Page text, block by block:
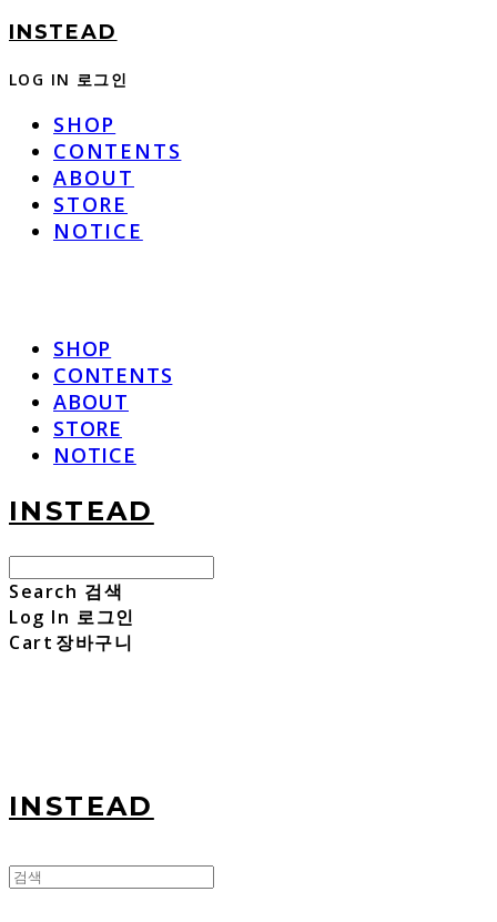
INSTEAD
LOG IN 로그인
SHOP
CONTENTS
ABOUT
STORE
NOTICE
SHOP
CONTENTS
ABOUT
STORE
NOTICE
INSTEAD
Search 검색
Log In 로그인
Cart 장바구니
INSTEAD